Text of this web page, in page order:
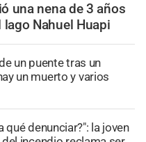
una nena de 3 años
Nahuel Huapi
un puente tras un
un muerto y varios
qué denunciar?": la joven